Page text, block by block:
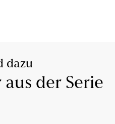
dazu
der Serie